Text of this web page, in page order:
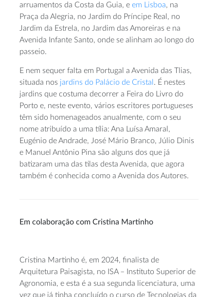
arruamentos da Costa da Guia, e em Lisboa, na
Praça da Alegria, no Jardim do Príncipe Real, no
Jardim da Estrela, no Jardim das Amoreiras e na
Avenida Infante Santo, onde se alinham ao longo do
passeio.
E nem sequer falta em Portugal a Avenida das Tlias,
situada nos jardins do Palácio de Cristal . É nestes
jardins que costuma decorrer a Feira do Livro do
Porto e, neste evento, vários escritores portugueses
têm sido homenageados anualmente, com o seu
nome atribuído a uma tília: Ana Luísa Amaral,
Eugénio de Andrade, José Mário Branco, Júlio Dinis
e Manuel Antônio Pina são alguns dos que já
batizaram uma das tilas desta Avenida, que agora
também é conhecida como a Avenida dos Autores.
Em colaboração com Cristina Martinho
Cristina Martinho é, em 2024, finalista de
Arquitetura Paisagista, no ISA – Instituto Superior de
Agronomia, e esta é a sua segunda licenciatura, uma
vez que já tinha concluído o curso de Tecnologias da